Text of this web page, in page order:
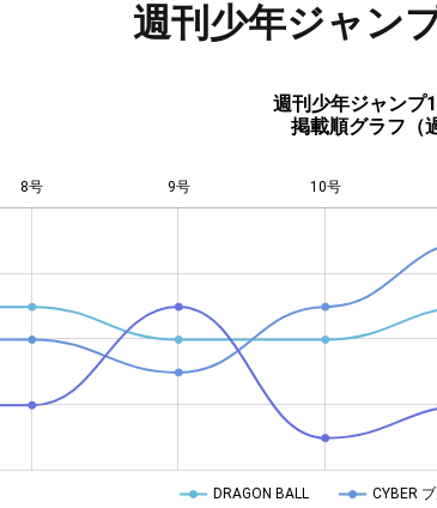
週刊少年ジャン
週刊少年ジャンプ
掲載順グラフ（
8号 9号 10号
DRAGON BALL CYBER